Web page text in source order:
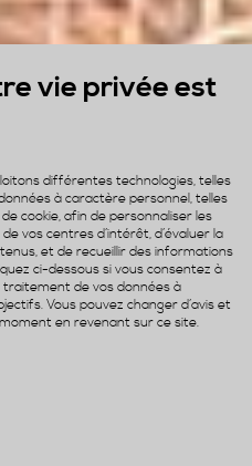
vie privée est
différentes technologies, telles
à caractère personnel, telles
cookie, afin de personnaliser les
vos centres d’intérêt, d’évaluer la
et de recueillir des informations
ci-dessous si vous consentez à
traitement de vos données à
Vous pouvez changer d’avis et
en revenant sur ce site.